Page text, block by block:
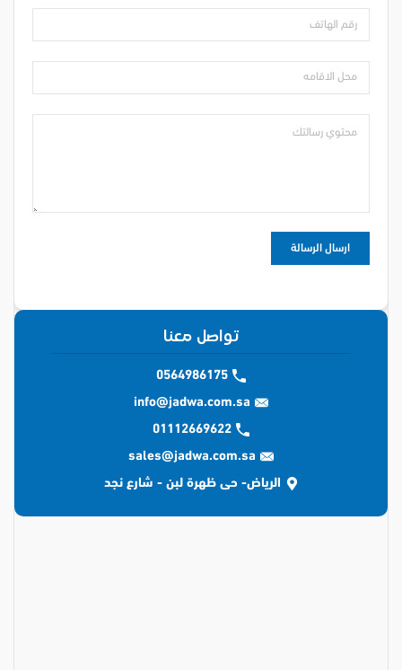
تواصل معنا
0564986175
info@jadwa.com.sa
01112669622
sales@jadwa.com.sa
الرياض- حى ظهرة لبن - شارع نجد